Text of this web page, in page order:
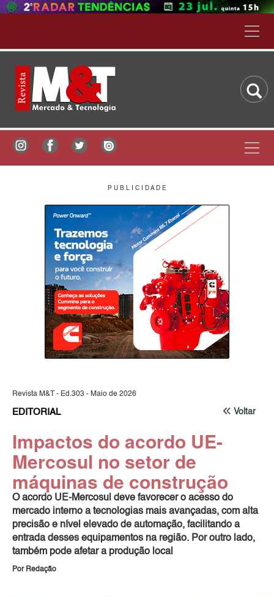
P U B L I C I D A D E
Revista M&T - Ed.303 - Maio de 2026
Voltar
EDITORIAL
Impactos do acordo UE-
Mercosul no setor de
máquinas de construção
O acordo UE-Mercosul deve favorecer o acesso do
mercado interno a tecnologias mais avançadas, com alta
precisão e nível elevado de automação, facilitando a
entrada desses equipamentos na região. Por outro lado,
também pode afetar a produção local
Por Redação